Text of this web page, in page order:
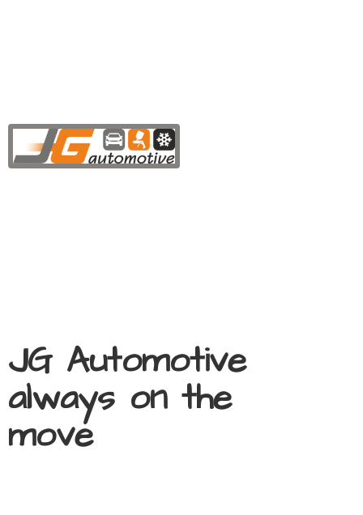
JG Automotive
always on the
move